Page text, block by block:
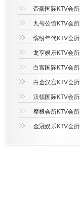
帝豪国际KTV会所
九号公馆KTV会所
缤纷年代KTV会所
龙亨娱乐KTV会所
白宫国际KTV会所
白金汉宫KTV会所
汉顿国际KTV会所
摩根会所KTV会所
金冠娱乐KTV会所